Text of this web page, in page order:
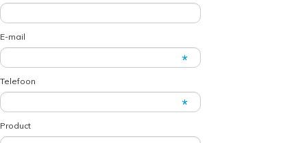
E-mail
Telefoon
Product